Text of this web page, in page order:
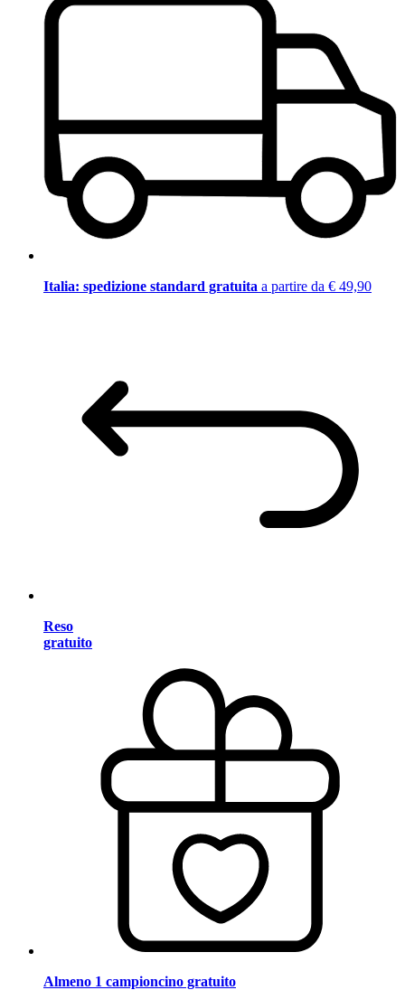
Italia: spedizione standard gratuita a partire da € 49,90
Reso
gratuito
Almeno 1 campioncino gratuito